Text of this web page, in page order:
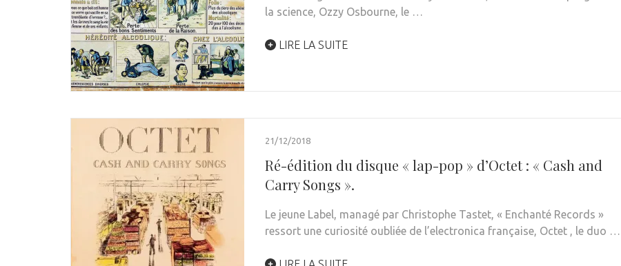
la science, Ozzy Osbourne, le …
LIRE LA SUITE
21/12/2018
Ré-édition du disque « lap-pop » d’Octet : « Cash and
Carry Songs ».
Le jeune Label, managé par Christophe Tastet, « Enchanté Records »
ressort une curiosité oubliée de l’electronica française, Octet , le duo …